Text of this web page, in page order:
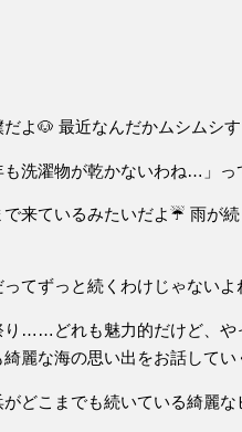
よ🐶 最近なんだかムシムシ
洗濯物が乾かないわね…」っ
来ているみたいだよ☔ 雨
てずっと続くわけじゃない
……どれも魅力的だけど、や
麗な海の思い出をお話してい
どこまでも続いている綺麗な